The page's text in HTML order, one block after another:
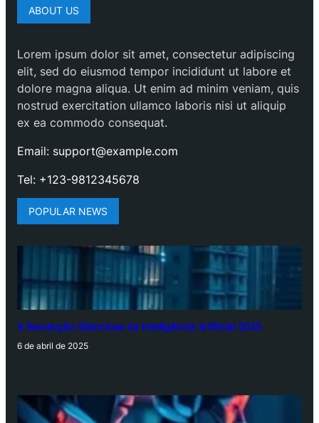
ABOUT US
Lorem ipsum dolor sit amet, consectetur adipiscing
elit, sed do eiusmod tempor incididunt ut labore et
dolore magna aliqua. Ut enim ad minim veniam, quis
nostrud exercitation ullamco laboris nisi ut aliquip
ex ea commodo consequat.
Email: support@example.com
Tel: +123-9812345678
POPULAR NEWS
A Revolução Silenciosa da Inteligência Artificial 2025
6 de abril de 2025